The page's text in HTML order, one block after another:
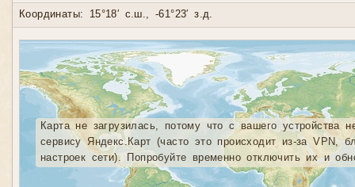
Координаты: 15°18′ с.ш., -61°23′ з.д.
Карта не загрузилась, потому что с вашего устройства
сервису Яндекс.Карт (часто это происходит из-за VPN,
настроек сети). Попробуйте временно отключить их и